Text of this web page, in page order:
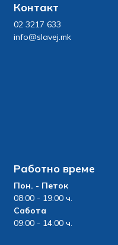
Контакт
02 3217 633
info@slavej.mk
Работно време
Пон. - Петок
08:00 - 19:00 ч.
Сабота
09:00 - 14:00 ч.